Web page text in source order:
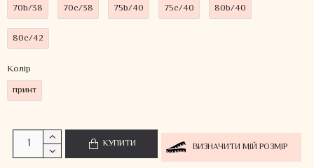
70b/38
70c/38 75b/40 75c/40 80b/40
80c/42
Колiр
принт
КУПИТИ ВИЗНАЧИТИ МІЙ РОЗМІР